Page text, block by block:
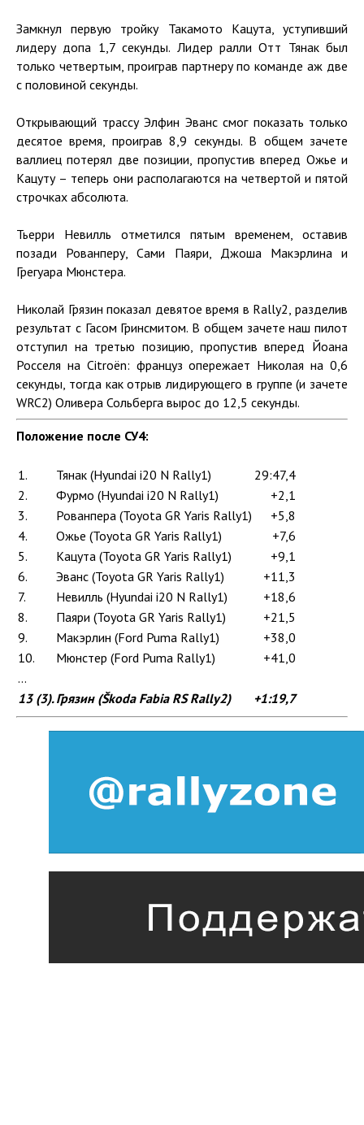
Замкнул первую тройку Такамото Кацута, уступивший
лидеру допа 1,7 секунды. Лидер ралли Отт Тянак был
только четвертым, проиграв партнеру по команде аж две
с половиной секунды.
Открывающий трассу Элфин Эванс смог показать только
десятое время, проиграв 8,9 секунды. В общем зачете
валлиец потерял две позиции, пропустив вперед Ожье и
Кацуту – теперь они располагаются на четвертой и пятой
строчках абсолюта.
Тьерри Невилль отметился пятым временем, оставив
позади Рованперу, Сами Паяри, Джоша Макэрлина и
Грегуара Мюнстера.
Николай Грязин показал девятое время в Rally2, разделив
результат с Гасом Гринсмитом. В общем зачете наш пилот
отступил на третью позицию, пропустив вперед Йоана
Росселя на Citroën: француз опережает Николая на 0,6
секунды, тогда как отрыв лидирующего в группе (и зачете
WRC2) Оливера Сольберга вырос до 12,5 секунды.
Положение после СУ4:
1. Тянак (Hyundai i20 N Rally1)
29:47,4
2.
Фурмо (Hyundai i20 N Rally1)
+2,1
3.
Рованпера (Toyota GR Yaris Rally1)
+5,8
4.
Ожье (Toyota GR Yaris Rally1)
+7,6
5.
Кацута (Toyota GR Yaris Rally1)
+9,1
6.
Эванс (Toyota GR Yaris Rally1)
+11,3
7.
Невилль (Hyundai i20 N Rally1)
+18,6
8.
Паяри (Toyota GR Yaris Rally1)
+21,5
9.
Макэрлин (Ford Puma Rally1)
+38,0
10.
Мюнстер (Ford Puma Rally1)
+41,0
...
13 (3).Грязин (Škoda Fabia RS Rally2) +1:19,7